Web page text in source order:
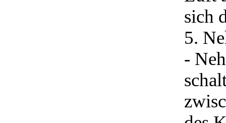
sich
5.
-